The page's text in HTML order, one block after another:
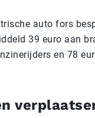
auto fors
39 euro aan
en 78